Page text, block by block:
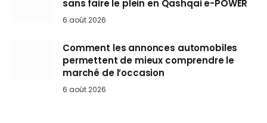
sans faire le plein en Qashqai e-POWER
6 août 2026
Comment les annonces automobiles
permettent de mieux comprendre le
marché de l’occasion
6 août 2026